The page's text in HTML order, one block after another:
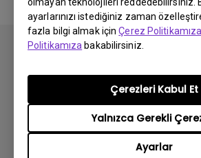
ayarlarınızı istediğiniz zaman
fazla bilgi almak içinÇerez Politikamıza
Politikamıza bakabilirsiniz.
Ayarlar
Yalnızca Gerekli
Çerezleri Kabul Et
Abone olun